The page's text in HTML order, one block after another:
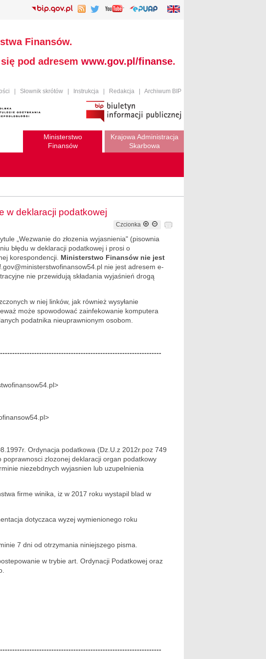
Finansów.
pod adresem www.gov.pl/finanse.
Słownik skrótów Instrukcja Redakcja Archiwum BIP
Ministerstwo
Finansów
Krajowa Administracja
Skarbowa
w deklaracji podatkowej
Czcionka
„Wezwanie do złozenia wyjasnienia" (pisownia
błędu w deklaracji podatkowej i prosi o
korespondencji. Ministerstwo Finansów nie jest
nie jest adresem e-
nie przewidują składania wyjaśnień drogą
w niej linków, jak również wysyłanie
może spowodować zainfekowanie komputera
podatnika nieuprawnionym osobom.
Ordynacja podatkowa (Dz.U.z 2012r.poz 749
zlozonej deklaracji organ podatkowy
niezebdnych wyjasnien lub uzupelnienia
firme winika, iz w 2017 roku wystapil blad w
dotyczaca wyzej wymienionego roku
7 dni od otrzymania niniejszego pisma.
w trybie art. Ordynacji Podatkowej oraz